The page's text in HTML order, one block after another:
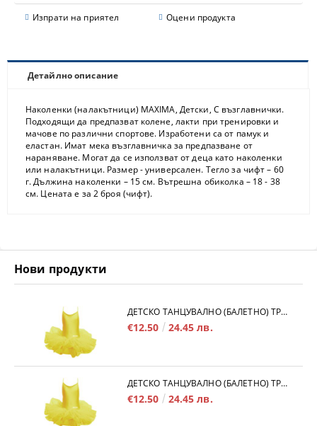
Изпрати на приятел Оцени продукта
Детайлно описание
Наколенки (налакътници) MAXIMA, Детски, С възглавнички.
Подходящи да предпазват колене, лакти при тренировки и
мачове по различни спортове. Изработени са от памук и
еластан. Имат мека възглавничка за предпазване от
нараняване. Могат да се използват от деца като наколенки
или налакътници. Размер - универсален. Тегло за чифт – 60
г. Дължина наколенки – 15 см. Вътрешна обиколка – 18 - 38
см. Цената е за 2 броя (чифт).
Нови продукти
ДЕТСКО ТАНЦУВАЛНО (БАЛЕТНО) ТРИКО MAXIMA, С ВРЪЗКИ И ТУТУ ПОЛИЧКА, ЖЪЛТО, РАЗМЕР 4XL /40043509/
€12.50 24.45 лв.
ДЕТСКО ТАНЦУВАЛНО (БАЛЕТНО) ТРИКО MAXIMA, С ВРЪЗКИ И ТУТУ ПОЛИЧКА, ЖЪЛТО, РАЗМЕР 3XL /40043508/
€12.50 24.45 лв.